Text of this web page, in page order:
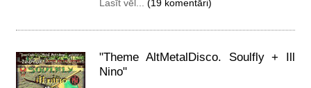
Lasīt vēl... (19 komentāri)
"Theme AltMetalDisco. Soulfly + Ill
Nino"